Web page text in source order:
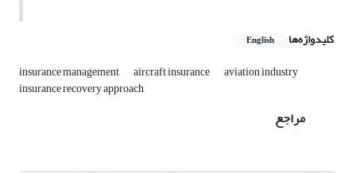
کلیدواژه‌ها English
insurance management aircraft insurance aviation industry
insurance recovery approach
مراجع